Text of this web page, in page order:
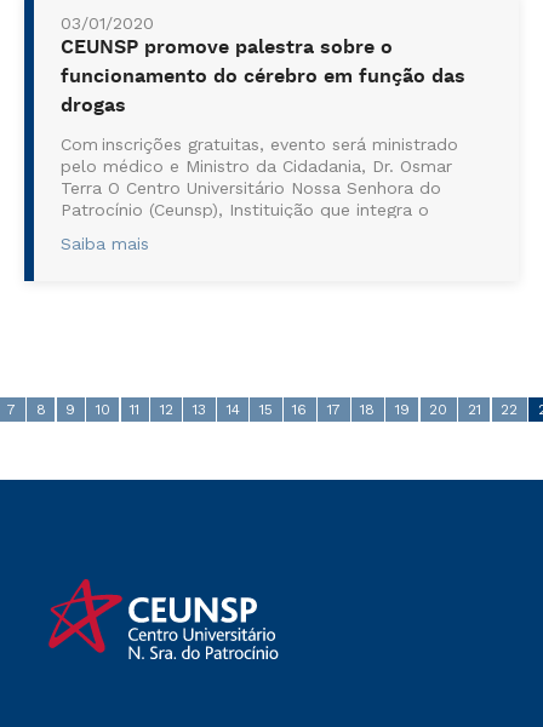
03/01/2020
CEUNSP promove palestra sobre o
funcionamento do cérebro em função das
drogas
Com inscrições gratuitas, evento será ministrado
pelo médico e Ministro da Cidadania, Dr. Osmar
Terra O Centro Universitário Nossa Senhora do
Patrocínio (Ceunsp), Instituição que integra o
dia 28 de novembro, às 19h30...
Saiba mais
7 8 9 10 11 12 13 14 15 16 17 18 19 20 21 22